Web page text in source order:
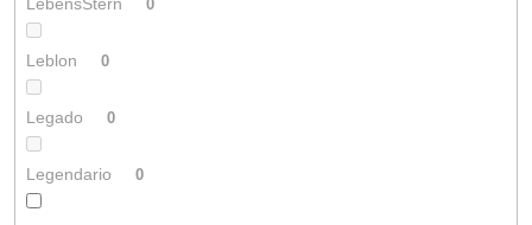
0
Leblon 0
Legado 0
Legendario 0